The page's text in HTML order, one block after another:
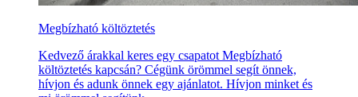
Megbízható költöztetés
Kedvező árakkal keres egy csapatot Megbízható
költöztetés kapcsán? Cégünk örömmel segít önnek,
hívjon és adunk önnek egy ajánlatot. Hívjon minket és